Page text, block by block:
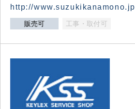
http://www.suzukikanamono.jp
販売可 工事・取付可